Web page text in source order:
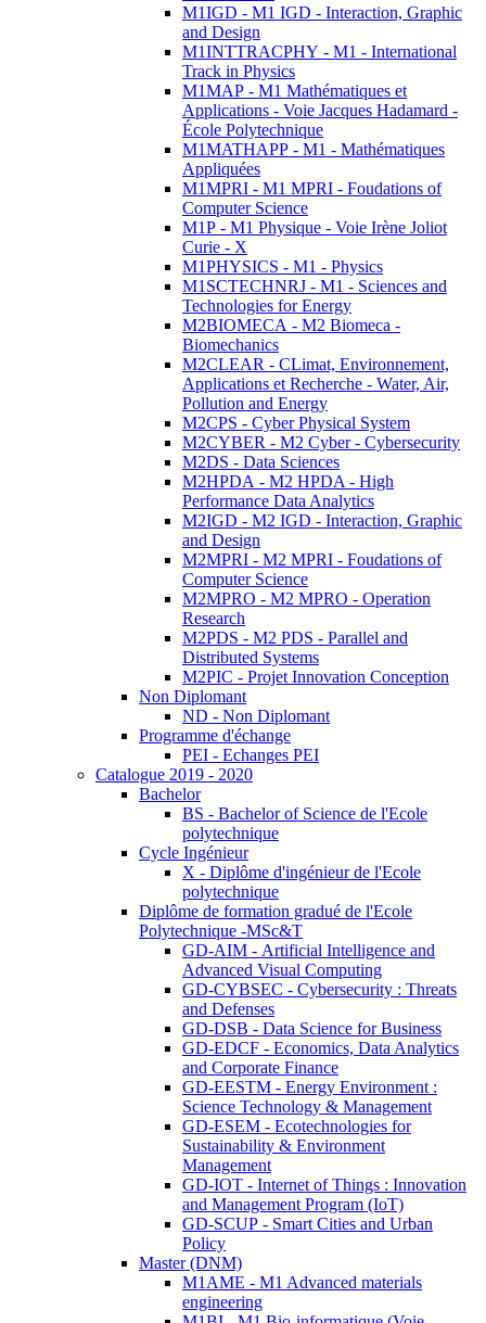
M1IGD - M1 IGD - Interaction, Graphic
and Design
M1INTTRACPHY - M1 - International
Track in Physics
M1MAP - M1 Mathématiques et
Applications - Voie Jacques Hadamard -
École Polytechnique
M1MATHAPP - M1 - Mathématiques
Appliquées
M1MPRI - M1 MPRI - Foudations of
Computer Science
M1P - M1 Physique - Voie Irène Joliot
Curie - X
M1PHYSICS - M1 - Physics
M1SCTECHNRJ - M1 - Sciences and
Technologies for Energy
M2BIOMECA - M2 Biomeca -
Biomechanics
M2CLEAR - CLimat, Environnement,
Applications et Recherche - Water, Air,
Pollution and Energy
M2CPS - Cyber Physical System
M2CYBER - M2 Cyber - Cybersecurity
M2DS - Data Sciences
M2HPDA - M2 HPDA - High
Performance Data Analytics
M2IGD - M2 IGD - Interaction, Graphic
and Design
M2MPRI - M2 MPRI - Foudations of
Computer Science
M2MPRO - M2 MPRO - Operation
Research
M2PDS - M2 PDS - Parallel and
Distributed Systems
M2PIC - Projet Innovation Conception
Non Diplomant
ND - Non Diplomant
Programme d'échange
PEI - Echanges PEI
Catalogue 2019 - 2020
Bachelor
BS - Bachelor of Science de l'Ecole
polytechnique
Cycle Ingénieur
X - Diplôme d'ingénieur de l'Ecole
polytechnique
Diplôme de formation gradué de l'Ecole
Polytechnique -MSc&T
GD-AIM - Artificial Intelligence and
Advanced Visual Computing
GD-CYBSEC - Cybersecurity : Threats
and Defenses
GD-DSB - Data Science for Business
GD-EDCF - Economics, Data Analytics
and Corporate Finance
GD-EESTM - Energy Environment :
Science Technology & Management
GD-ESEM - Ecotechnologies for
Sustainability & Environment
Management
GD-IOT - Internet of Things : Innovation
and Management Program (IoT)
GD-SCUP - Smart Cities and Urban
Policy
Master (DNM)
M1AME - M1 Advanced materials
engineering